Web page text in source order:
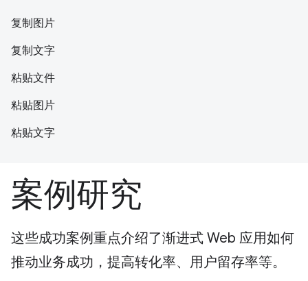
复制图片
复制文字
粘贴文件
粘贴图片
粘贴文字
案例研究
这些成功案例重点介绍了渐进式 Web 应用如何
推动业务成功，提高转化率、用户留存率等。